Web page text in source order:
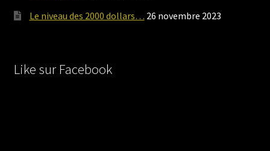
Le niveau des 2000 dollars… 26 novembre 2023
Like sur Facebook